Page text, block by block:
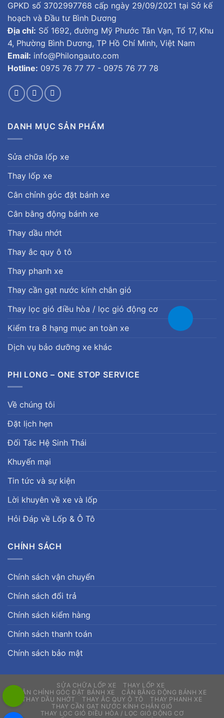
GPKD số 3702997768 cấp ngày 29/09/2021 tại Sở kế
hoạch và Đầu tư Bình Dương
Địa chỉ: Số 1692, đường Mỹ Phước Tân Vạn, Tổ 17, Khu
4, Phường Bình Dương, TP Hồ Chí Minh, Việt Nam
Email: info@Philongauto.com
Hotline: 0975 76 77 77 - 0975 76 77 78
DANH MỤC SẢN PHẨM
Sửa chữa lốp xe
Thay lốp xe
Cân chỉnh góc đặt bánh xe
Cân bằng động bánh xe
Thay dầu nhớt
Thay ắc quy ô tô
Thay phanh xe
Thay cần gạt nước kính chắn gió
Thay lọc gió điều hòa / lọc gió động cơ
Kiểm tra 8 hạng mục an toàn xe
Dịch vụ bảo dưỡng xe khác
PHI LONG – ONE STOP SERVICE
Về chúng tôi
Đặt lịch hẹn
Đối Tác Hệ Sinh Thái
Khuyến mại
Tin tức và sự kiện
Lời khuyên về xe và lốp
Hỏi Đáp về Lốp & Ô Tô
CHÍNH SÁCH
Chính sách vận chuyển
Chính sách đổi trả
Chính sách kiểm hàng
Chính sách thanh toán
Chính sách bảo mật
SỬA CHỮA LỐP XE
THAY LỐP XE
CÂN CHỈNH GÓC ĐẶT BÁNH XE
CÂN BẰNG ĐỘNG BÁNH XE
THAY DẦU NHỚT
THAY ẮC QUY Ô TÔ
THAY PHANH XE
THAY CẦN GẠT NƯỚC KÍNH CHẮN GIÓ
THAY LỌC GIÓ ĐIỀU HÒA / LỌC GIÓ ĐỘNG CƠ